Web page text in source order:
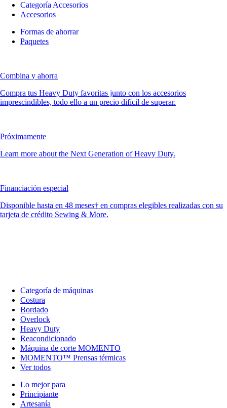
Categoría Accesorios
Accesorios
Formas de ahorrar
Paquetes
Combina y ahorra
Compra tus Heavy Duty favoritas junto con los accesorios
imprescindibles, todo ello a un precio difícil de superar.
Próximamente
Learn more about the Next Generation of Heavy Duty.
Financiación especial
Disponible hasta en 48 meses† en compras elegibles realizadas con su
tarjeta de crédito Sewing & More.
Categoría de máquinas
Costura
Bordado
Overlock
Heavy Duty
Reacondicionado
Máquina de corte MOMENTO
MOMENTO™ Prensas térmicas
Ver todos
Lo mejor para
Principiante
Artesanía